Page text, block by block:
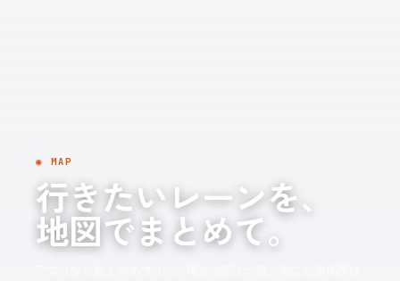
◉ MAP
行きたいレーンを、
地図でまとめて。